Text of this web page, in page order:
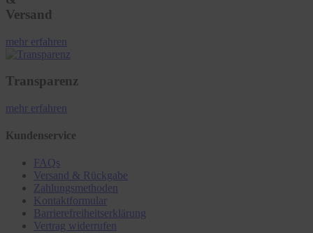
Versand
mehr erfahren
Transparenz
mehr erfahren
Kundenservice
FAQs
Versand & Rückgabe
Zahlungsmethoden
Kontaktformular
Barrierefreiheitserklärung
Vertrag widerrufen